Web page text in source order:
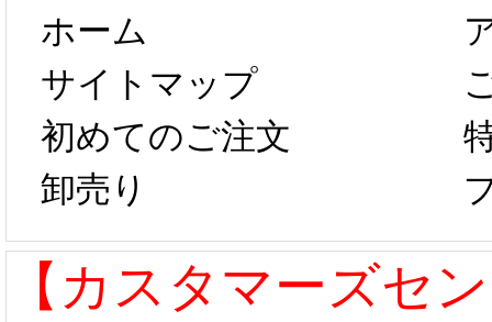
は、2月25日か
らコスプレ制
作、発送予定と
なります。 ...
字半
第二
たし
ル期
ホーム
サイトマップ
初めてのご注文
卸売り
【カスタマーズセ